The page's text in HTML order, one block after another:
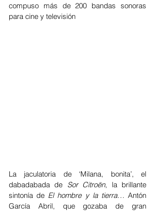
compuso más de 200 bandas sonoras
para cine y televisión
La jaculatoria de ‘Milana, bonita’, el
dabadabada de Sor Citroën, la brillante
sintonía de El hombre y la tierra… Antón
García Abril, que gozaba de gran